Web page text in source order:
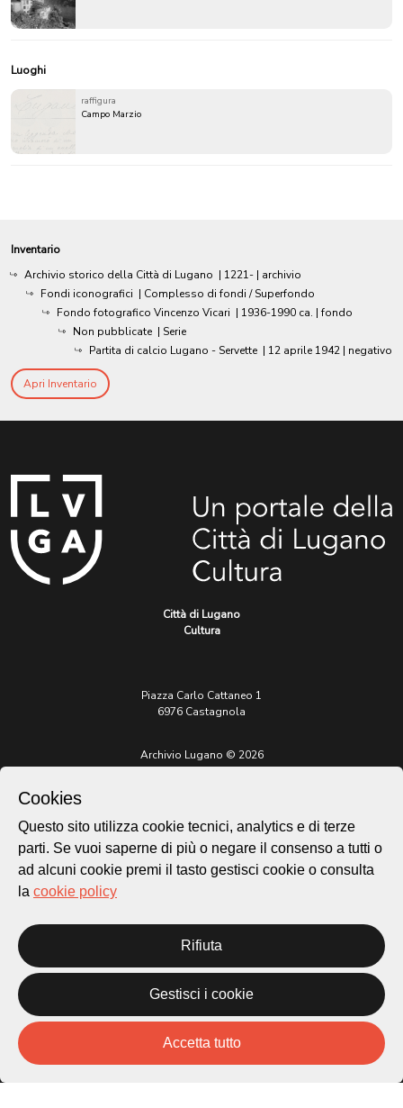
Luoghi
raffigura
Campo Marzio
Inventario
Archivio storico della Città di Lugano | 1221- | archivio
Fondi iconografici | Complesso di fondi / Superfondo
Fondo fotografico Vincenzo Vicari | 1936-1990 ca. | fondo
Non pubblicate | Serie
Partita di calcio Lugano - Servette | 12 aprile 1942 | negativo
Apri Inventario
Città di Lugano
Cultura
Piazza Carlo Cattaneo 1
6976 Castagnola
Archivio Lugano © 2026
Sito istituzionale:
lugano.ch
Privacy Policy
Credits
Homepage
Mappa
Storie
Novità
Cookies
Questo sito utilizza cookie tecnici, analytics e di terze
parti. Se vuoi saperne di più o negare il consenso a tutti o
ad alcuni cookie premi il tasto gestisci cookie o consulta
la cookie policy
Rifiuta
Gestisci i cookie
Accetta tutto